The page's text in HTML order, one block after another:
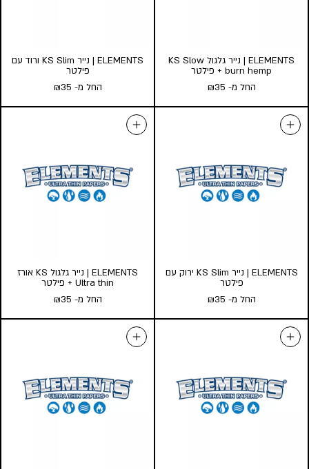
ELEMENTS | נייר גלגול KS Slow
burn hemp + פילטר
החל מ-
₪35
החל מ- ₪35
כמות במארז:
5
10
24
ELEMENTS | נייר KS Slim ורוד עם
פילטר
החל מ-
₪35
החל מ- ₪35
כמות במארז:
10
30
50
ELEMENTS | נייר KS Slim ירוק עם
פילטר
החל מ-
₪35
החל מ- ₪35
כמות במארז:
5
10
32
ELEMENTS | נייר גלגול KS אורז
Ultra thin + פילטר
החל מ-
₪35
החל מ- ₪35
כמות במארז:
5
10
24